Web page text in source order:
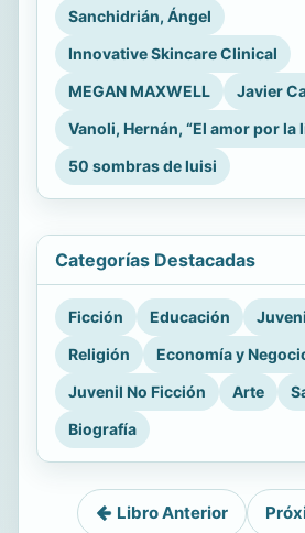
Sanchidrián, Ángel
Innovative Skincare Clinical
MEGAN MAXWELL
Javier
Vanoli, Hernán, “El amor por la
50 sombras de luisi
Categorías Destacadas
Ficción Educación
Religión
Economía y
Juvenil No Ficción
Arte
Biografía
Libro Anterior